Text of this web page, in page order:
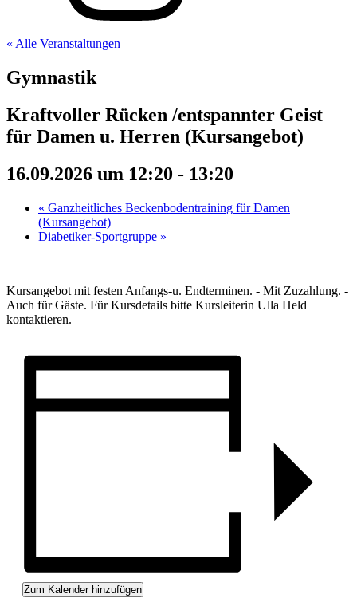
« Alle Veranstaltungen
Gymnastik
Kraftvoller Rücken /entspannter Geist
für Damen u. Herren (Kursangebot)
16.09.2026 um 12:20 - 13:20
« Ganzheitliches Beckenbodentraining für Damen
(Kursangebot)
Diabetiker-Sportgruppe »
Kursangebot mit festen Anfangs-u. Endterminen. - Mit Zuzahlung. -
Auch für Gäste. Für Kursdetails bitte Kursleiterin Ulla Held
kontaktieren.
Zum Kalender hinzufügen